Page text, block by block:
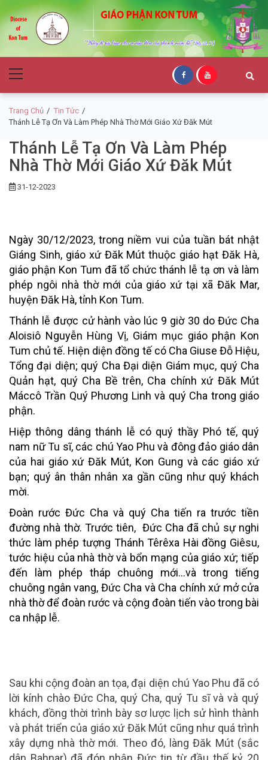
to
navigation
to
content
Giáo Phận Kon
Tum
Menu
Trang Chủ
Tin Tức
Thánh Lễ Tạ Ơn Và Làm Phép Nhà Thờ Mới Giáo Xứ Đăk Mút
Thánh Lễ Tạ Ơn Và Làm Phép
Nhà Thờ Mới Giáo Xứ Đăk Mút
31-12-2023
Ngày 30/12/2023, trong niềm vui của tuần bát nhật
Giáng Sinh, giáo xứ Đăk Mút thuộc giáo hạt Đăk Hà,
giáo phận Kon Tum đã tổ chức thánh lễ tạ ơn và làm
phép ngôi nhà thờ mới của giáo xứ tại xã Đăk Mar,
huyện Đăk Hà, tỉnh Kon Tum.
Thánh lễ được cử hành vào lúc 9 giờ 30 do Đức Cha
Aloisiô Nguyễn Hùng Vị, Giám mục giáo phận Kon
Tum chủ tế. Hiện diện đồng tế có Cha Giuse Đỗ Hiệu,
Tổng đại diện; quý Cha Đại diện Giám mục, quý Cha
Quản hạt, quý Cha Bề trên, Cha chính xứ Đăk Mút
Máccô Trần Quý Phương Linh và quý Cha trong giáo
phận.
Hiệp thông dâng thánh lễ có quý thầy Phó tế, quý
nam nữ Tu sĩ, các chú Yao Phu và đông đảo giáo dân
của hai giáo xứ Đăk Mút, Kon Gung và các giáo xứ
bạn; quý ân thân nhân xa gần cũng như quý khách
mời.
Đoàn rước Đức Cha và quý Cha tiến ra trước tiền
đường nhà thờ. Trước tiên, Đức Cha đã chủ sự nghi
thức làm phép tượng Thánh Têrêxa Hài đồng Giêsu,
tước hiệu của nhà thờ và bổn mạng của giáo xứ; tiếp
đến làm phép tháp chuông mới…và trong tiếng
chuông ngân vang, Đức Cha và Cha chính xứ mở cửa
nhà thờ để đoàn rước và cộng đoàn tiến vào trong bài
ca nhập lễ.
Sau khi cộng đoàn an tọa, đại diện chú Yao Phu đã có
lời kính chào Đức Cha, quý Cha, quý Tu sĩ và và quý
khách, đồng thời trình bày sơ lược lịch sử hình thành
và phát triển của giáo xứ Đăk Mút cũng như quá trình
xây dựng nhà thờ mới. Theo đó, làng Đăk Mút (sắc